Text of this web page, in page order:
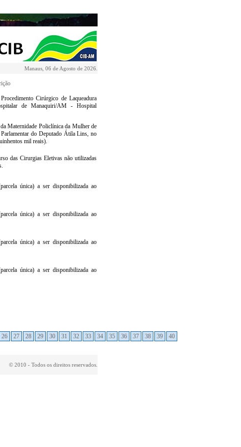
Manaus, 06 de Agosto de 2026.
Cirúrgico de Laqueadura
de Manaquiri/AM - Hospital
Maternidade Policlínica da Mulher de
do Deputado Átila Lins, no
mil reais).
das Cirurgias Eletivas não utilizadas
única) a ser disponibilizada ao
única) a ser disponibilizada ao
única) a ser disponibilizada ao
única) a ser disponibilizada ao
26 27 28 29 30 31 32 33 34 35 36 37 38 39
40
© 2010 - Todos os direitos reservados.